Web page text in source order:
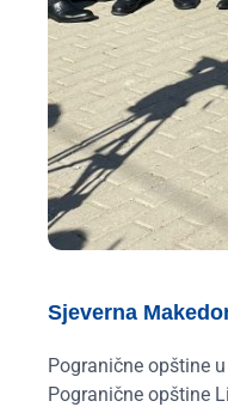
Sjeverna
Pogranične opštine
Pogranične opštine